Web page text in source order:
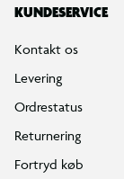
KUNDESERVICE
Kontakt os
Levering
Ordrestatus
Returnering
Fortryd køb